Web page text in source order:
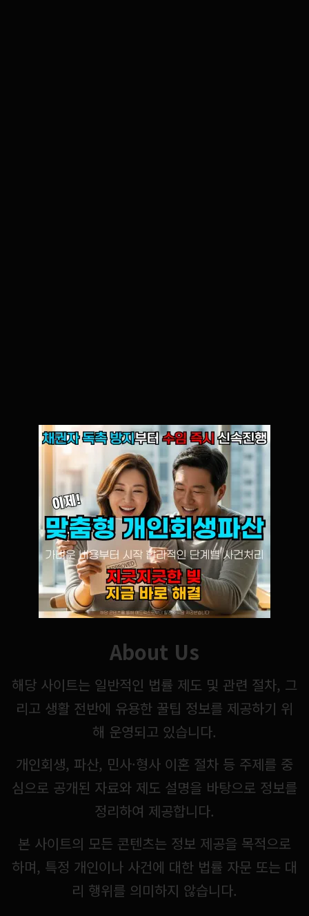
About Us
해당 사이트는 일반적인 법률 제도 및 관련 절차, 그
리고 생활 전반에 유용한 꿀팁 정보를 제공하기 위
해 운영되고 있습니다.
개인회생, 파산, 민사·형사 이혼 절차 등 주제를 중
심으로 공개된 자료와 제도 설명을 바탕으로 정보를
정리하여 제공합니다.
본 사이트의 모든 콘텐츠는 정보 제공을 목적으로
하며, 특정 개인이나 사건에 대한 법률 자문 또는 대
리 행위를 의미하지 않습니다.